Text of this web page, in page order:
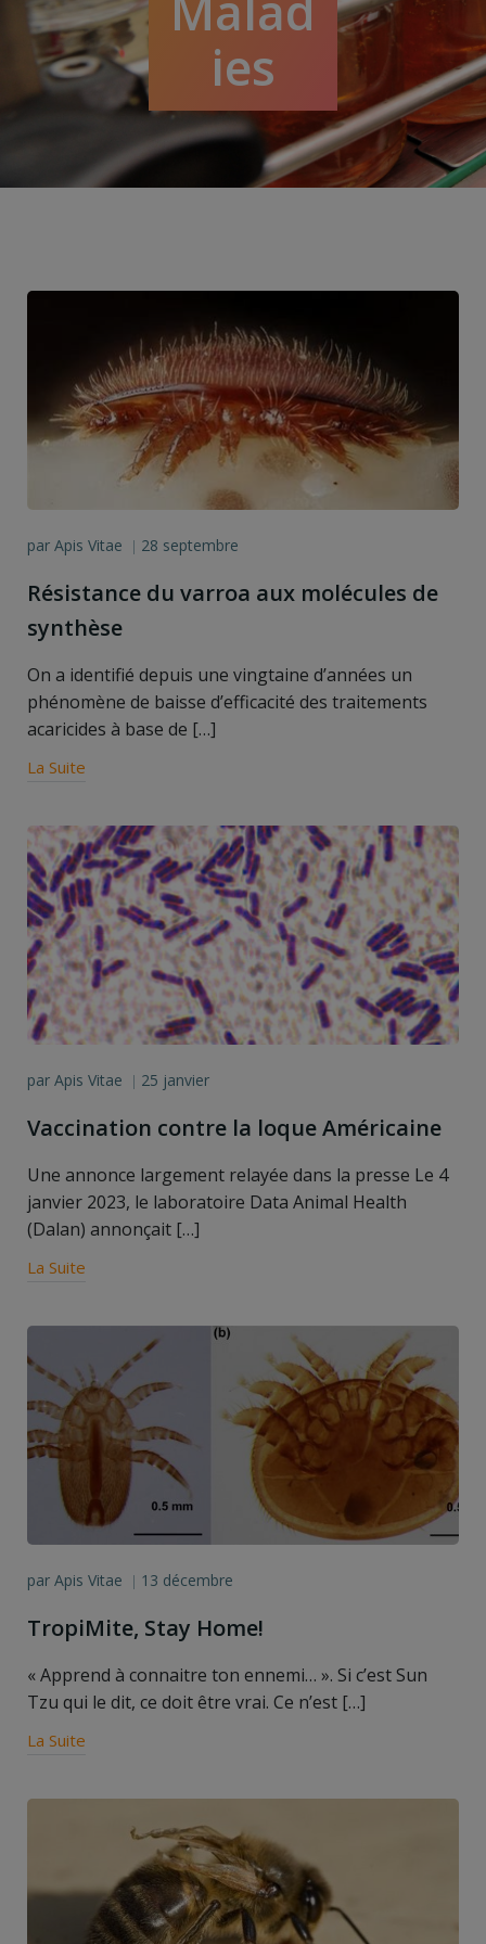
ies
par Apis Vitae | 28 septembre
Résistance du varroa aux molécules de
synthèse
On a identifié depuis une vingtaine d’années un
phénomène de baisse d’efficacité des traitements
acaricides à base de […]
La Suite
par Apis Vitae | 25 janvier
Vaccination contre la loque Américaine
Une annonce largement relayée dans la presse Le 4
janvier 2023, le laboratoire Data Animal Health
(Dalan) annonçait […]
La Suite
par Apis Vitae | 13 décembre
TropiMite, Stay Home!
« Apprend à connaitre ton ennemi… ». Si c’est Sun
Tzu qui le dit, ce doit être vrai. Ce n’est […]
La Suite